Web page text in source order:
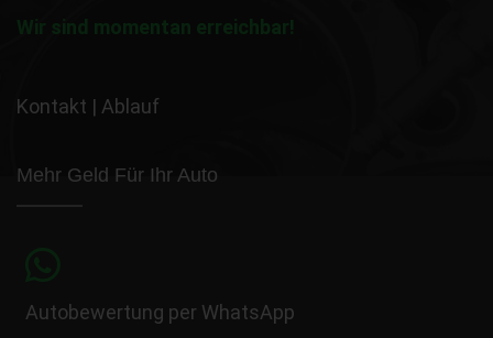
Wir sind momentan erreichbar!
Kontakt | Ablauf
Mehr Geld Für Ihr Auto
Autobewertung per WhatsApp